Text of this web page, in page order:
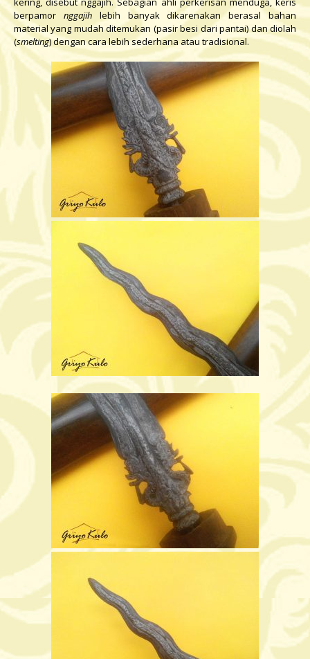
berpamor nggajihlebih banyak dikarenakan berasal bahan
material yang mudah ditemukan (pasir besi dari pantai) dan diolah
(smelting) dengan cara lebih sederhana atau tradisional.